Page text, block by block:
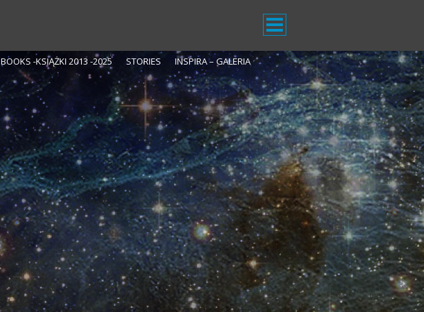
BOOKS -KSIĄŻKI 2013 -2025 STORIES INSPIRA – GALERIA